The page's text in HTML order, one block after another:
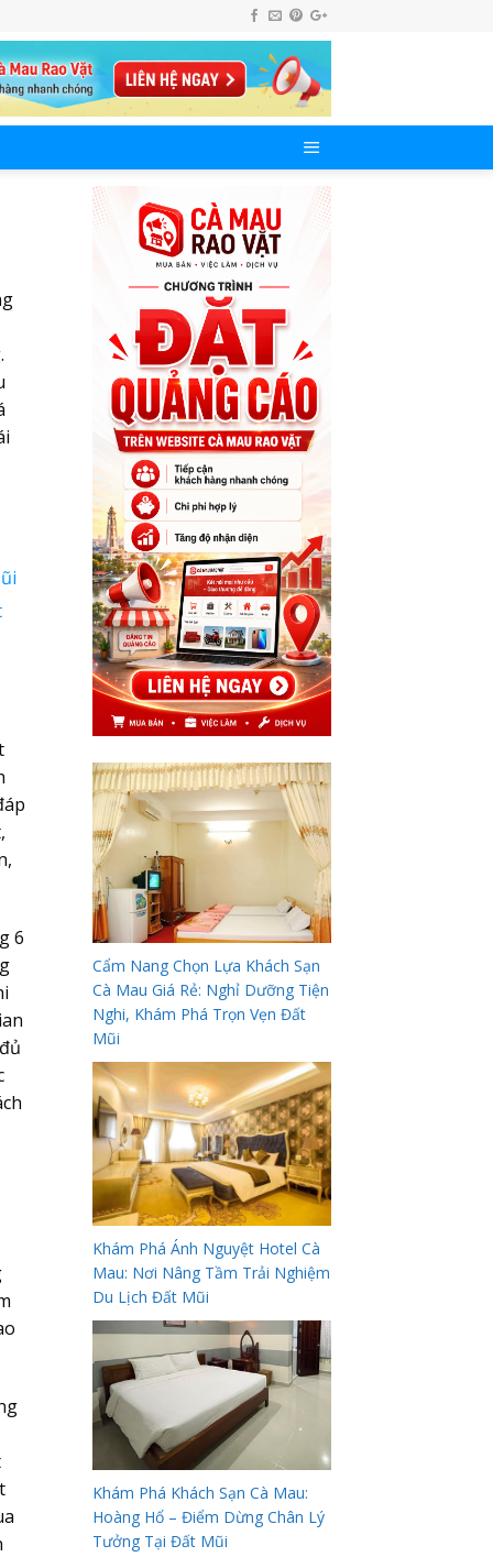
6
Cẩm Nang Chọn Lựa Khách Sạn
Cà Mau Giá Rẻ: Nghỉ Dưỡng Tiện
Nghi, Khám Phá Trọn Vẹn Đất
Mũi
Khám Phá Ánh Nguyệt Hotel Cà
Mau: Nơi Nâng Tầm Trải Nghiệm
Du Lịch Đất Mũi
Khám Phá Khách Sạn Cà Mau:
Hoàng Hổ – Điểm Dừng Chân Lý
Tưởng Tại Đất Mũi